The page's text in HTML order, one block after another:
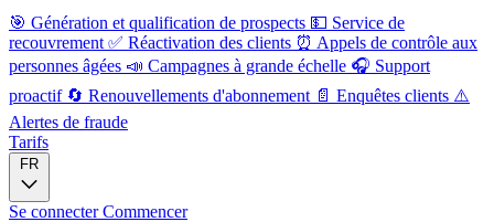
🎯 Génération et qualification de prospects 💵 Service de
recouvrement ✅ Réactivation des clients ⏰ Appels de contrôle aux
personnes âgées 📣 Campagnes à grande échelle 🎧 Support
proactif 🔄 Renouvellements d'abonnement 📄 Enquêtes clients ⚠️
Alertes de fraude
Tarifs
FR
Se connecterCommencer